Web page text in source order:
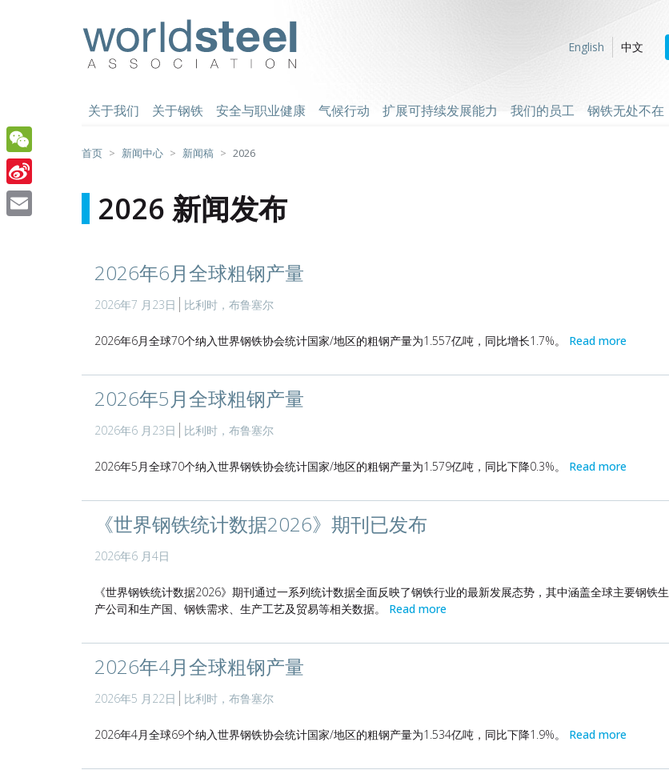
English
中文
关于我们 关于钢铁 安全与职业健康 气候行动 扩展可持续发展能力 我们的员工 钢铁无处不在
首页 新闻中心 新闻稿 2026
2026 新闻发布
2026年6月全球粗钢产量
2026年7 月23日 比利时，布鲁塞尔
2026年6月全球70个纳入世界钢铁协会统计国家/地区的粗钢产量为1.557亿吨，同比增长1.7%。 Read more
2026年5月全球粗钢产量
2026年6 月23日 比利时，布鲁塞尔
2026年5月全球70个纳入世界钢铁协会统计国家/地区的粗钢产量为1.579亿吨，同比下降0.3%。 Read more
《世界钢铁统计数据2026》期刊已发布
2026年6 月4日
《世界钢铁统计数据2026》期刊通过一系列统计数据全面反映了钢铁行业的最新发展态势，其中涵盖全球主要钢铁生
产公司和生产国、钢铁需求、生产工艺及贸易等相关数据。 Read more
2026年4月全球粗钢产量
2026年5 月22日 比利时，布鲁塞尔
2026年4月全球69个纳入世界钢铁协会统计国家/地区的粗钢产量为1.534亿吨，同比下降1.9%。 Read more
WeChat
Sina